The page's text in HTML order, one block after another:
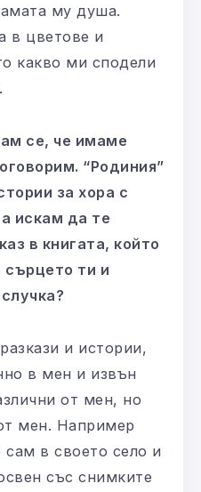
му душа.
в цветове и
какво ми сподели
се, че имаме
“Родиния”
за хора с
искам да те
в книгата, който
сърцето ти и
и истории,
в мен и извън
от мен, но
мен. Например
в своето село и
със снимките